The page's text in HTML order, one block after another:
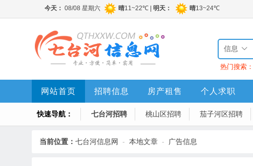
信息
热门搜索：
网站首页 招聘信息 房产租售 个人求职
快速导航： 七台河招聘 桃山区招聘 茄子河区招聘
当前位置： 七台河信息网 - 本地文章 - 广告信息